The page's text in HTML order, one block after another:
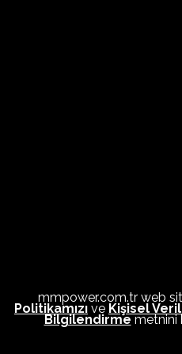
mmpower.com.tr web
Politikamızı ve Kişisel
Bilgilendirmemetnini